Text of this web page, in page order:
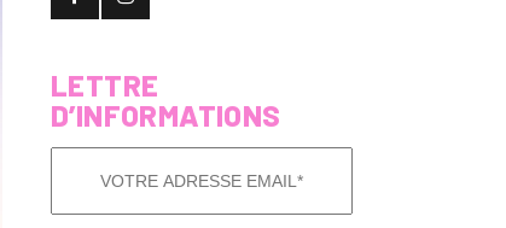
LETTRE
D’INFORMATIONS